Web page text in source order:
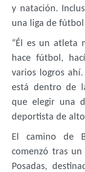
y natación.
una liga de
“Él es un atleta
hace fútbol,
varios logros
está dentro de
que elegir una
deportista de
El camino de
comenzó tras
Posadas,